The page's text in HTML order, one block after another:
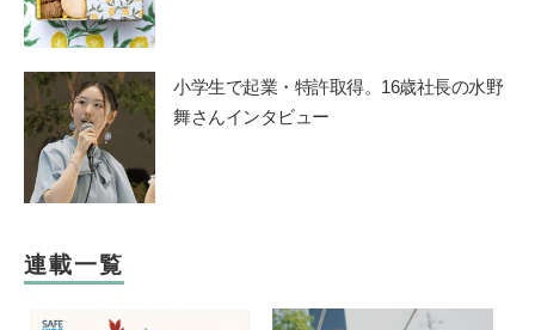
小学生で起業・特許取得。16歳社長の水野
舞さんインタビュー
連載一覧